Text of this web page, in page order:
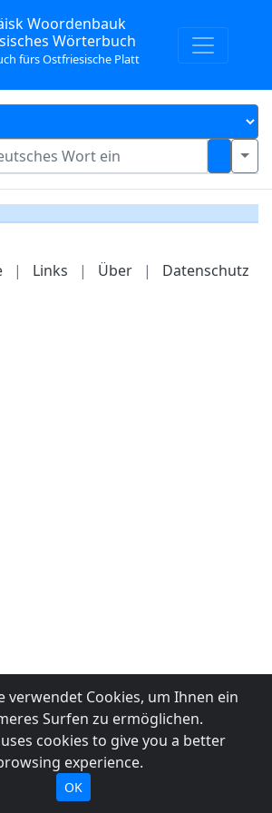
Woordenbauk
Wörterbuch
fürs Ostfriesische Platt
| Links | Über | Datenschutz
verwendet Cookies, um Ihnen ein
Surfen zu ermöglichen.
cookies to give you a better
experience.
OK